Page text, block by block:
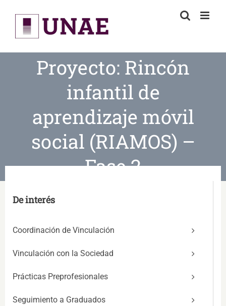
content
Proyecto: Rincón
infantil de
aprendizaje móvil
social (RIAMOS) –
Fase 2
De interés
Coordinación de Vinculación
Vinculación con la Sociedad
Prácticas Preprofesionales
Seguimiento a Graduados